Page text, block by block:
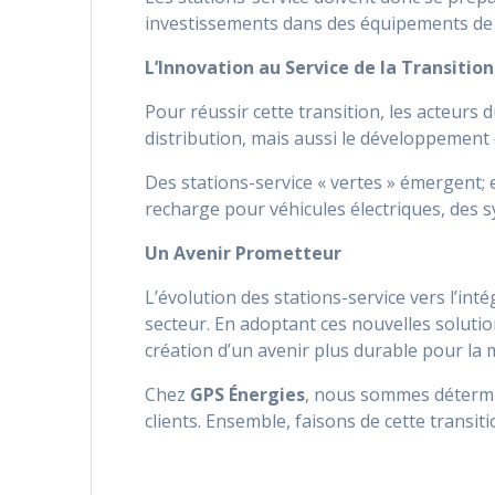
investissements dans des équipements
L’Innovation au Service de la Transition
Pour réussir cette transition, les acteurs
distribution, mais aussi le
Des stations-service « vertes »
recharge pour véhicules électriques, des
Un Avenir Prometteur
L’évolution des stations-service vers
secteur. En adoptant ces nouvelles
création d’un avenir plus durable pour la
Chez GPS Énergies, nous sommes
clients. Ensemble, faisons de cette